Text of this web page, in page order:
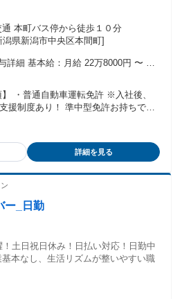
本町バス停から徒歩１０分
県新潟市中央区本間町]
細 基本給：月給 22万8000円 〜 固
し 全員に一律で支払われるその他手
費支給 ◎昇給年1回 ◎賞与年2回 ＜
1人あたり5千円）
・普通自動車運転免許 ※入社後、
援制度あり！ 準中型免許お持ちでな
も歓迎 ◎フリーターも歓迎 ★下戸
）
詳細を見る
ー_日勤
！土日祝日休み！日払い対応！日勤中
本なし、生活リズムが整いやすい職